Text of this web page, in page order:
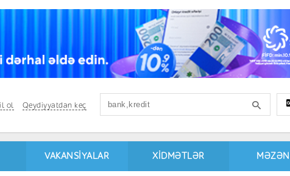
ol Qeydiyyatdan keç
VAKANSIYALAR XIDMƏTLƏR